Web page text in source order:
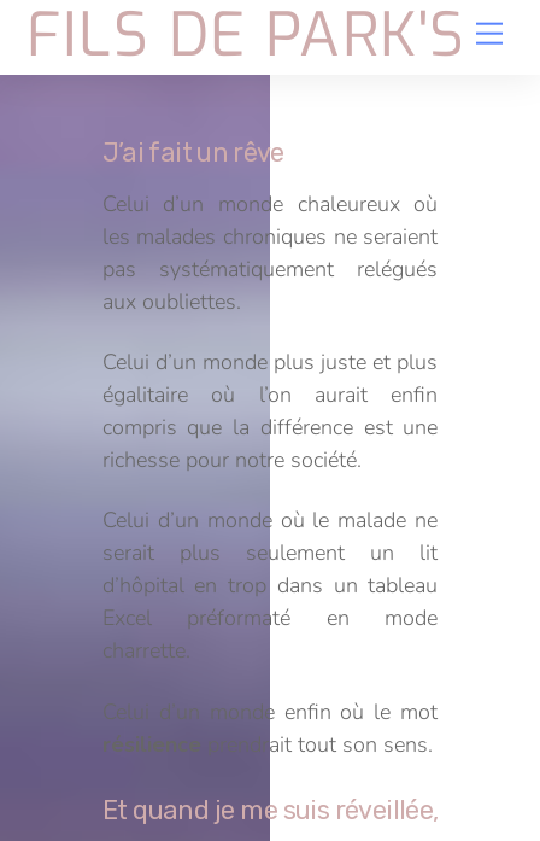
Skip
content
FILS DE PARK'S
J’ai fait un rêve
Celui d’un monde chaleureux où
les malades chroniques ne seraient
pas systématiquement relégués
aux oubliettes.
Celui d’un monde plus juste et plus
égalitaire où l’on aurait enfin
compris que la différence est une
richesse pour notre société.
Celui d’un monde où le malade ne
serait plus seulement un lit
d’hôpital en trop dans un tableau
Excel préformaté en mode
charrette.
Celui d’un monde enfin où le mot
résilience prendrait tout son sens.
Et quand je me suis réveillée,